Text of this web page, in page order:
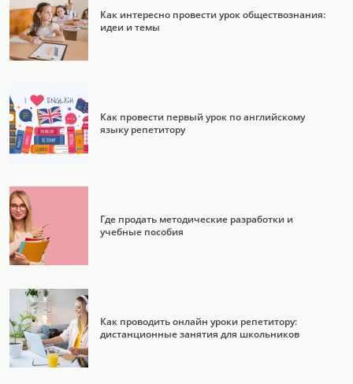
Как интересно провести урок обществознания:
идеи и темы
Как провести первый урок по английскому
языку репетитору
Где продать методические разработки и
учебные пособия
Как проводить онлайн уроки репетитору:
дистанционные занятия для школьников